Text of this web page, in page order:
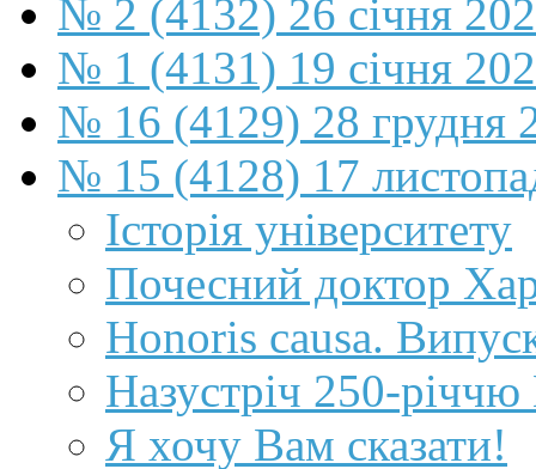
№ 2 (4132) 26 січня
№ 1 (4131) 19 січня
№ 16 (4129) 28 грудня
№ 15 (4128) 17
Історія університету
Почесний доктор
Honoris causa.
Назустріч 250-
Я хочу Вам сказати!